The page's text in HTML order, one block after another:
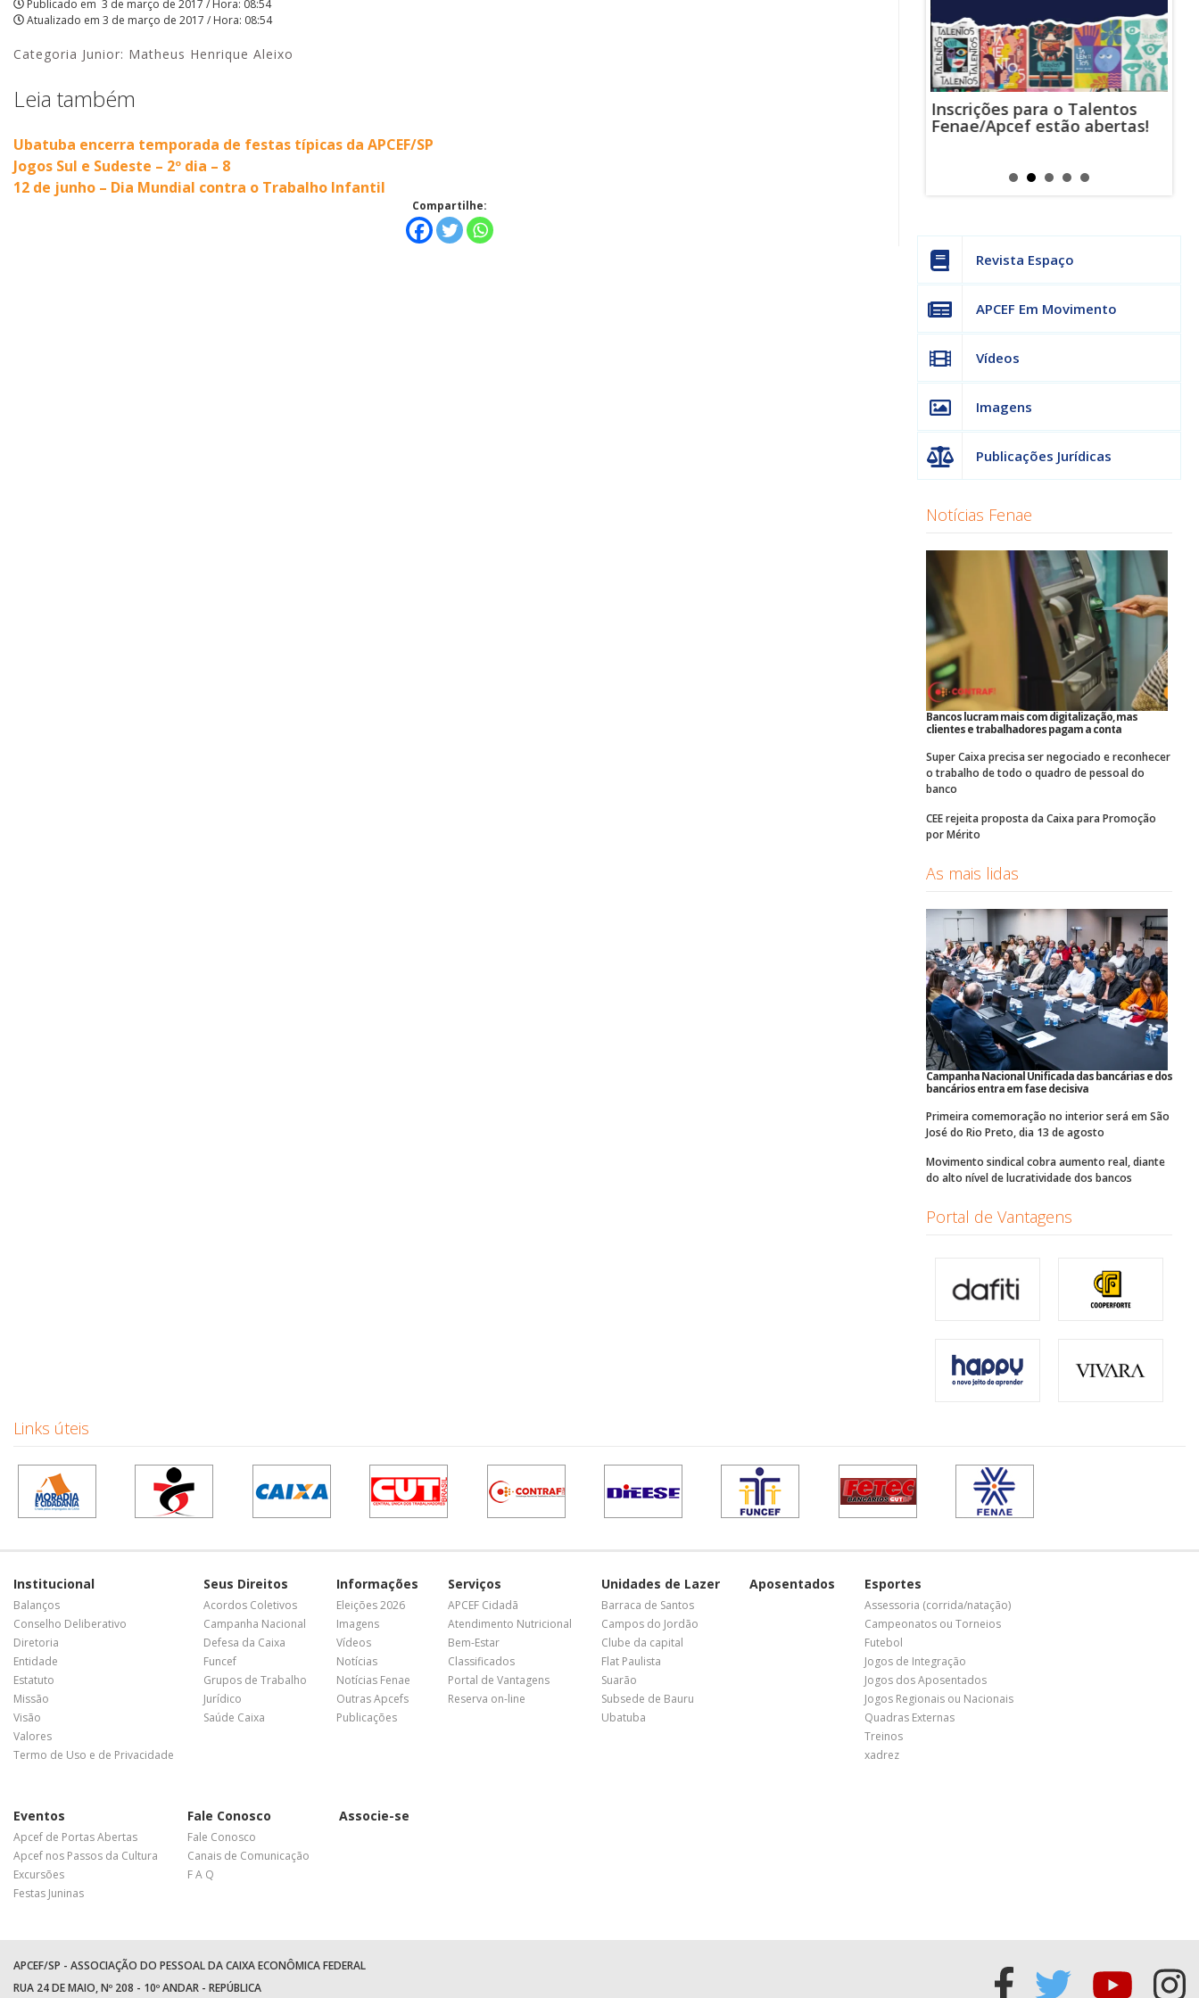
Henrique
Aleixo
|
APCEF/SP
Publicado em 3 de março de 2017 / Hora: 08:54
Atualizado em 3 de março de 2017 / Hora: 08:54
Categoria Junior: Matheus Henrique Aleixo
Leia também
Ubatuba encerra temporada de festas típicas da APCEF/SP
Jogos Sul e Sudeste – 2º dia – 8
12 de junho – Dia Mundial contra o Trabalho Infantil
Compartilhe:
Inscrições para o Talentos
Fenae/Apcef estão abertas!
Revista Espaço
APCEF Em Movimento
Vídeos
Imagens
Publicações Jurídicas
Notícias Fenae
Bancos lucram mais com digitalização, mas
clientes e trabalhadores pagam a conta
Super Caixa precisa ser negociado e reconhecer
o trabalho de todo o quadro de pessoal do
banco
CEE rejeita proposta da Caixa para Promoção
por Mérito
As mais lidas
Campanha Nacional Unificada das bancárias e dos
bancários entra em fase decisiva
Primeira comemoração no interior será em São
José do Rio Preto, dia 13 de agosto
Movimento sindical cobra aumento real, diante
do alto nível de lucratividade dos bancos
Portal de Vantagens
Links úteis
Institucional
Balanços
Conselho Deliberativo
Diretoria
Entidade
Estatuto
Missão
Visão
Valores
Termo de Uso e de Privacidade
Seus Direitos
Acordos Coletivos
Campanha Nacional
Defesa da Caixa
Funcef
Grupos de Trabalho
Jurídico
Saúde Caixa
Informações
Eleições 2026
Imagens
Vídeos
Notícias
Notícias Fenae
Outras Apcefs
Publicações
Serviços
APCEF Cidadã
Atendimento Nutricional
Bem-Estar
Classificados
Portal de Vantagens
Reserva on-line
Unidades de Lazer
Barraca de Santos
Campos do Jordão
Clube da capital
Flat Paulista
Suarão
Subsede de Bauru
Ubatuba
Aposentados Esportes
Assessoria (corrida/natação)
Campeonatos ou Torneios
Futebol
Jogos de Integração
Jogos dos Aposentados
Jogos Regionais ou Nacionais
Quadras Externas
Treinos
xadrez
Eventos
Apcef de Portas Abertas
Apcef nos Passos da Cultura
Excursões
Festas Juninas
Fale Conosco
Fale Conosco
Canais de Comunicação
F A Q
Associe-se
APCEF/SP - ASSOCIAÇÃO DO PESSOAL DA CAIXA ECONÔMICA FEDERAL
RUA 24 DE MAIO, Nº 208 - 10º ANDAR - REPÚBLICA
Acessar
Acessar